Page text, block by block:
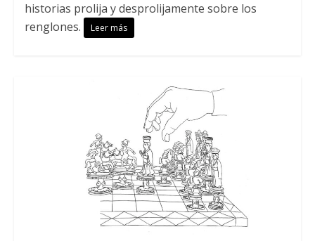
historias prolija y desprolijamente sobre los
renglones.
Leer más